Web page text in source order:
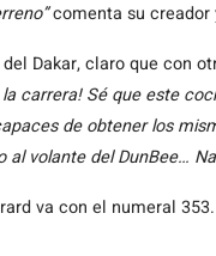
comenta su
Dakar, claro que con
la carrera! Sé que este
de obtener los
volante del DunBee…
va con el numeral 353.